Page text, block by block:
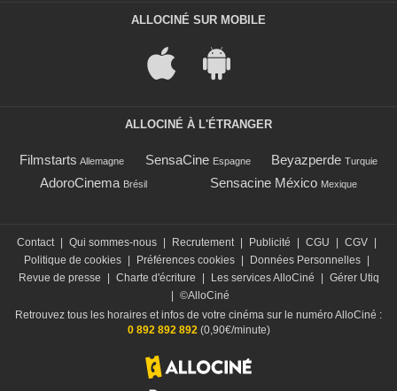
ALLOCINÉ SUR MOBILE
ALLOCINÉ À L'ÉTRANGER
Filmstarts Allemagne SensaCine Espagne Beyazperde Turquie
AdoroCinema Brésil Sensacine México Mexique
Contact | Qui sommes-nous | Recrutement | Publicité | CGU | CGV |
Politique de cookies | Préférences cookies | Données Personnelles |
Revue de presse
| Charte d'écriture | Les services AlloCiné | Gérer Utiq
| ©AlloCiné
Retrouvez tous les horaires et infos de votre cinéma sur le numéro AlloCiné :
0 892 892 892(0,90€/minute)